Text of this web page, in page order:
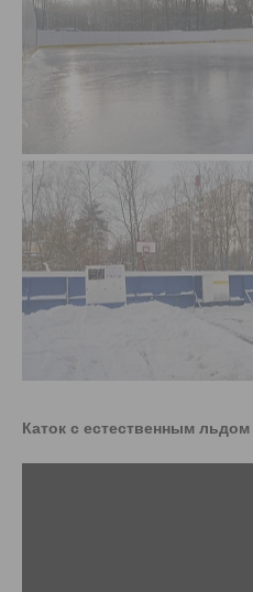
Каток с естественным льдом